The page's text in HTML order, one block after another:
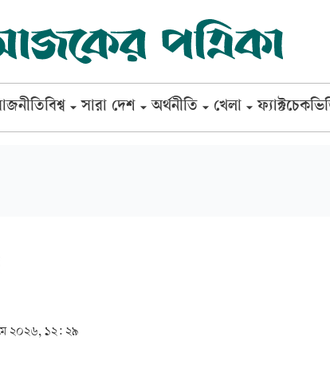
বিশ্ব সারা দেশ অর্থনীতি খেলা ফ্যাক্টচেক
২০২৬, ১২: ২৯